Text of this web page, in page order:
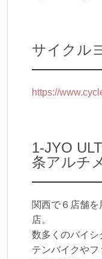
サイクル
https://
1-JYO
条アルチ
関西で６店舗
店。
数多くのバイシ
テンバイクや